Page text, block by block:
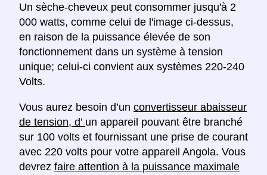
Un sèche-cheveux peut consommer jusqu'à 2
000 watts, comme celui de l'image ci-dessus,
en raison de la puissance élevée de son
fonctionnement dans un système à tension
unique; celui-ci convient aux systèmes 220-240
Volts.
Vous aurez besoin d’un convertisseur abaisseur
de tension, d’ un appareil pouvant être branché
sur 100 volts et fournissant une prise de courant
avec 220 volts pour votre appareil Angola. Vous
devrez faire attention à la puissance maximale